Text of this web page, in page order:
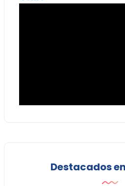
Destacados